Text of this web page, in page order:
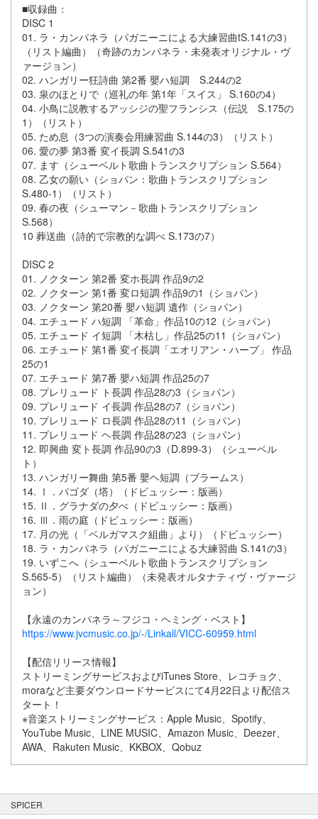
■収録曲：
DISC 1
01. ラ・カンパネラ（パガニーニによる大練習曲tS.141の3）
（リスト編曲）（奇跡のカンパネラ・未発表オリジナル・ヴ
ァージョン）
02. ハンガリー狂詩曲 第2番 嬰ハ短調 S.244の2
03. 泉のほとりで（巡礼の年 第1年「スイス」 S.160の4）
04. 小鳥に説教するアッシジの聖フランシス（伝説 S.175の
1）（リスト）
05. ため息（3つの演奏会用練習曲 S.144の3）（リスト）
06. 愛の夢 第3番 変イ長調 S.541の3
07. ます（シューベルト歌曲トランスクリプション S.564）
08. 乙女の願い（ショパン：歌曲トランスクリプション
S.480-1）（リスト）
09. 春の夜（シューマン－歌曲トランスクリプション
S.568）
10 葬送曲（詩的で宗教的な調べ S.173の7）
DISC 2
01. ノクターン 第2番 変ホ長調 作品9の2
02. ノクターン 第1番 変ロ短調 作品9の1（ショパン）
03. ノクターン 第20番 嬰ハ短調 遺作（ショパン）
04. エチュード ハ短調 「革命」作品10の12（ショパン）
05. エチュード イ短調 「木枯し」作品25の11（ショパン）
06. エチュード 第1番 変イ長調「エオリアン・ハープ」 作品
25の1
07. エチュード 第7番 嬰ハ短調 作品25の7
08. プレリュード ト長調 作品28の3（ショパン）
09. プレリュード イ長調 作品28の7（ショパン）
10. プレリュード ロ長調 作品28の11（ショパン）
11. プレリュード ヘ長調 作品28の23（ショパン）
12. 即興曲 変ト長調 作品90の3（D.899-3）（シューベル
ト）
13. ハンガリー舞曲 第5番 嬰ヘ短調（ブラームス）
14. Ⅰ．パゴダ（塔）（ドビュッシー：版画）
15. Ⅱ．グラナダの夕べ（ドビュッシー：版画）
16. Ⅲ．雨の庭（ドビュッシー：版画）
17. 月の光（「ベルガマスク組曲」より）（ドビュッシー）
18. ラ・カンパネラ（パガニーニによる大練習曲 S.141の3）
19. いずこへ（シューベルト歌曲トランスクリプション
S.565-5）（リスト編曲）（未発表オルタナティヴ・ヴァージ
ョン）
【永遠のカンパネラ～フジコ・ヘミング・ベスト】
https://www.jvcmusic.co.jp/-/Linkall/VICC-60959.html
【配信リリース情報】
ストリーミングサービスおよびiTunes Store、レコチョク、
moraなど主要ダウンロードサービスにて4月22日より配信ス
タート！
※音楽ストリーミングサービス：Apple Music、Spotify、
YouTube Music、LINE MUSIC、Amazon Music、Deezer、
AWA、Rakuten Music、KKBOX、Qobuz
SPICER